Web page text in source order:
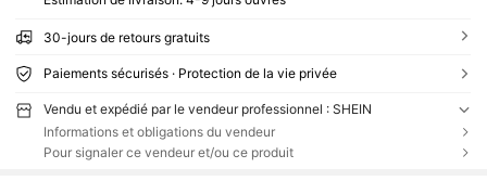
30-jours de retours gratuits
Paiements sécurisés · Protection de la vie privée
Vendu et expédié par le vendeur professionnel : SHEIN
Informations et obligations du vendeur
Pour signaler ce vendeur et/ou ce produit